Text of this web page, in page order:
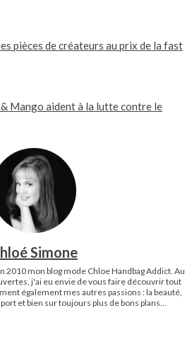
pièces de créateurs au prix de la fast
Mango aident à la lutte contre le
Simone
2010 mon blog mode Chloe Handbag Addict. Au
j'ai eu envie de vous faire découvrir tout
également mes autres passions : la beauté,
et bien sur toujours plus de bons plans...